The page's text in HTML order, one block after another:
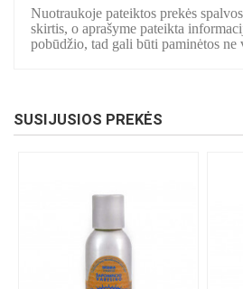
Nuotraukoje pateiktos prekės
skirtis, o aprašyme pateikta
pobūdžio, tad gali būti paminėtos ne
SUSIJUSIOS PREKĖS